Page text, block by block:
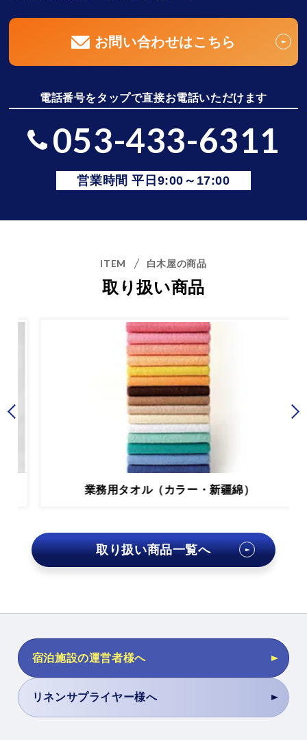
お問い合わせはこちら
053-433-6311
営業時間 平日9:00～17:00
ITEM 白木屋の商品
取り扱い商品
業務用タオル（カラー・新疆綿）
取り扱い商品一覧へ
宿泊施設の運営者様へ
リネンサプライヤー様へ